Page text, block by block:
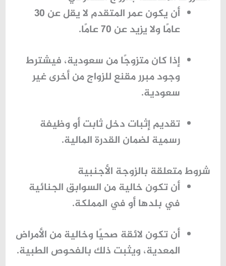
أن يكون عمر المتقدم لا يقل عن 30
عامًا ولا يزيد عن 70 عامًا.
إذا كان متزوجًا من سعودية، فيشترط
وجود مبرر مقنع للزواج من أخرى غير
سعودية.
تقديم إثبات دخل ثابت أو وظيفة
رسمية لضمان القدرة المالية.
شروط متعلقة بالزوجة الأجنبية
أن تكون خالية من السوابق الجنائية
في بلدها أو في المملكة.
أن تكون لائقة صحيًا وخالية من الأمراض
المعدية، ويثبت ذلك بالفحوص الطبية.